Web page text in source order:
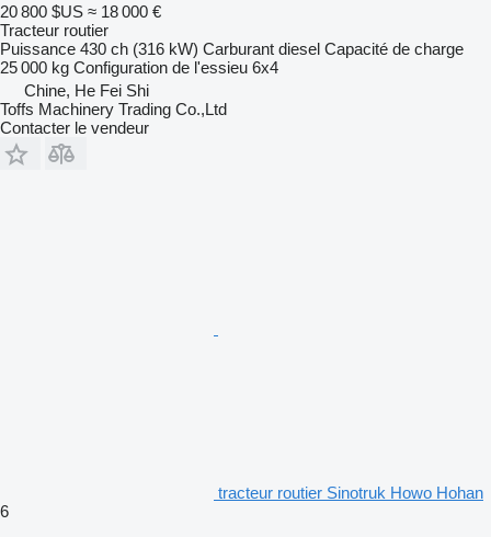
20 800 $US ≈ 18 000 €
Tracteur routier
Puissance 430 ch (316 kW) Carburant diesel Capacité de charge
25 000 kg Configuration de l'essieu 6x4
Chine, He Fei Shi
Toffs Machinery Trading Co.,Ltd
Contacter le vendeur
tracteur routier Sinotruk Howo Hohan
6